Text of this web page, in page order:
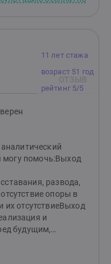
потому что юмор
трудностей.Я
любом возрасте, а
вам нужна
в себе и
решения, которые
спокойнее
11 лет стажа
возраст 51 год
рейтинг 5/5
могу помочь:Выход
развода,
опоры в
отсутствиеВыход
и
будущим,